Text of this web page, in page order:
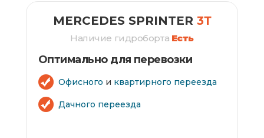
MERCEDES SPRINTER 3Т
Наличие гидроборта Есть
Оптимально для перевозки
Офисного и квартирного переезда
Дачного переезда